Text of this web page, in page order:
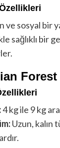
ve sosyal bir
sağlıklı bir
4 kg ile 9 kg
Uzun, kalın